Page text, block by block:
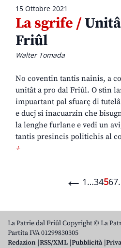
15 Ottobre 2021
La sgrife /
Friûl
Walter Tomada
No coventin tantis nainis, a
unitât a pro dal Friûl. O stìn
impuartant pal sfuarç di
e ducj si inacuarzin che
la lenghe furlane e vedi un
tantis presincis politichis al
+
← 1…34567
La Patrie dal Friûl Copyright © La
Partita IVA 01299830305
Redazion RSS/XML Pubblicità